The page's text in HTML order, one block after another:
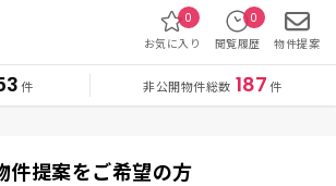
件 非公開物件総数 187 件
お気に入り
0
閲覧履歴
0
物件提案
件提案をご希望の方